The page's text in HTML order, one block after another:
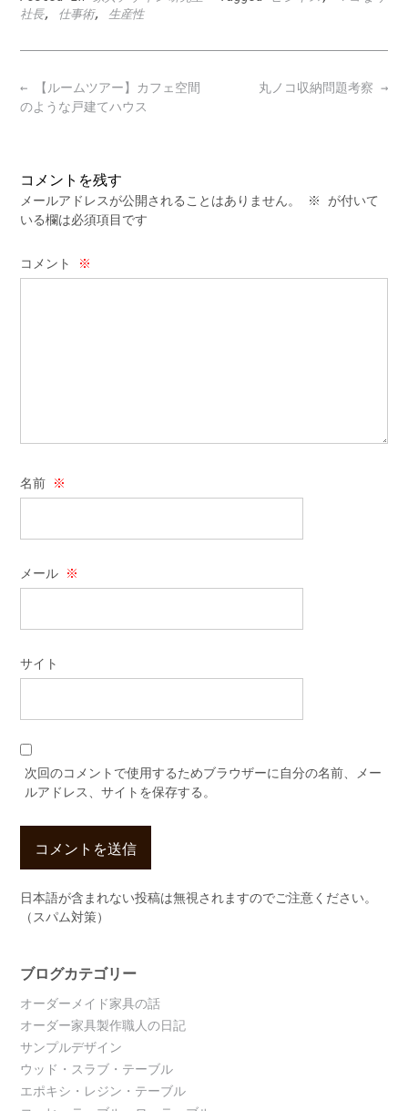
社長, 仕事術, 生産性
Post
navigation
丸ノコ収納問題考察 →
← 【ルームツアー】カフェ空間
のような戸建てハウス
コメントを残す
メールアドレスが公開されることはありません。 ※
が付いて
いる欄は必須項目です
コメント ※
名前 ※
メール ※
サイト
次回のコメントで使用するためブラウザーに自分の名前、メー
ルアドレス、サイトを保存する。
日本語が含まれない投稿は無視されますのでご注意ください。
（スパム対策）
ブログカテゴリー
オーダーメイド家具の話
オーダー家具製作職人の日記
サンプルデザイン
ウッド・スラブ・テーブル
エポキシ・レジン・テーブル